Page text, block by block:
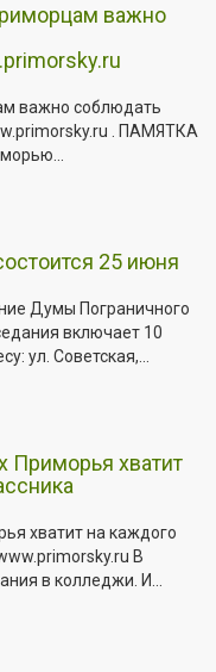
важно
важно соблюдать
. ПАМЯТКА
25 июня
Думы Пограничного
включает 10
ул. Советская,...
хватит
хватит на каждого
В
в колледжи. И...